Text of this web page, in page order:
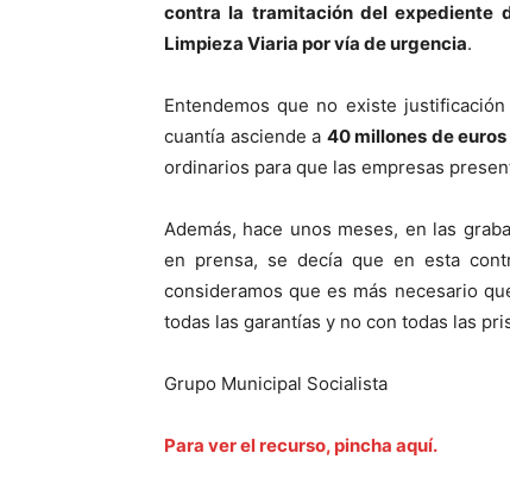
contra la tramitación del expediente
Limpieza Viaria por vía de urgencia.
Entendemos que no existe
cuantía asciende a 40 millones de
ordinarios para que las empresas
Además, hace unos meses, en las
en prensa, se decía que en esta
consideramos que es más necesario
todas las garantías y no con todas las
Grupo Municipal Socialista
Para ver el recurso, pincha aquí.